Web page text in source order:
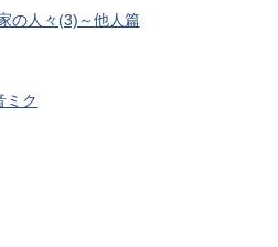
の人々(3)～他人篇
ミク